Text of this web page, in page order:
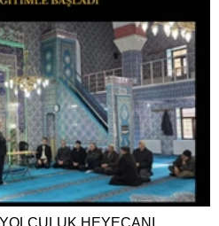
HEYECANI